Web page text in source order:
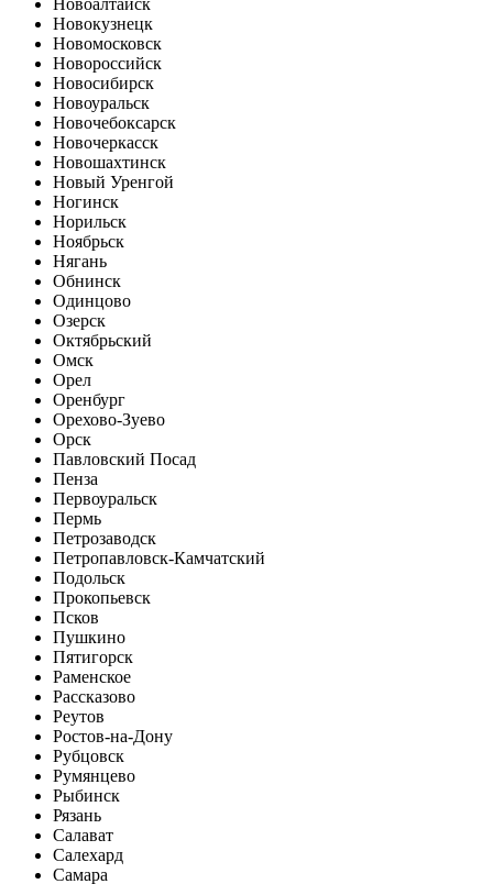
Новокузнецк
Новомосковск
Новороссийск
Новосибирск
Новоуральск
Новочебоксарск
Новочеркасск
Новошахтинск
Новый Уренгой
Ногинск
Норильск
Ноябрьск
Нягань
Обнинск
Одинцово
Озерск
Октябрьский
Омск
Орел
Оренбург
Орехово-Зуево
Орск
Павловский Посад
Пенза
Первоуральск
Пермь
Петрозаводск
Петропавловск-Камчатский
Подольск
Прокопьевск
Псков
Пушкино
Пятигорск
Раменское
Рассказово
Реутов
Ростов-на-Дону
Рубцовск
Румянцево
Рыбинск
Рязань
Салават
Салехард
Самара